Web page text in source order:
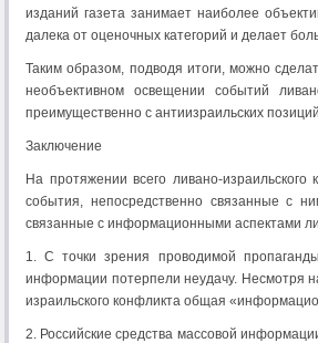
изданий газета занимает наиболее
далека от оценочных категорий и делает
Таким образом, подводя итоги, можно
необъективном освещении событий
преимущественно с антиизраильских
Заключение
На протяжении всего ливано-
события, непосредственно связанные с
связанные с информационными аспектами
1. С точки зрения проводимой
информации потерпели неудачу. Несмотря
израильского конфликта общая
2. Российские средства массовой